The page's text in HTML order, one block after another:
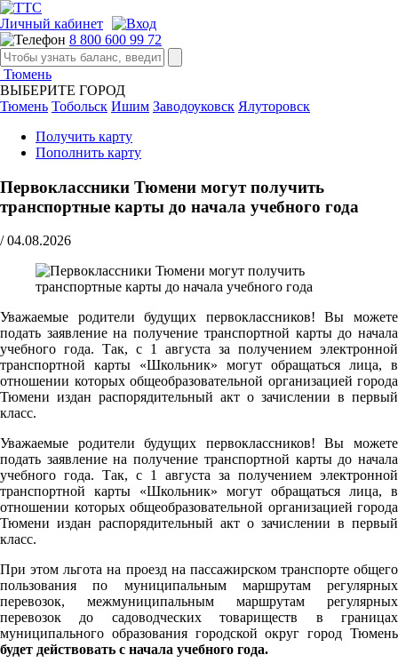
Личный кабинет
8 800 600 99 72
Тюмень
ВЫБЕРИТЕ ГОРОД
Тюмень Тобольск Ишим Заводоуковск Ялуторовск
Получить карту
Пополнить карту
Первоклассники Тюмени могут получить
транспортные карты до начала учебного года
/ 04.08.2026
Уважаемые родители будущих первоклассников! Вы можете
подать заявление на получение транспортной карты до начала
учебного года. Так, с 1 августа за получением электронной
транспортной карты «Школьник» могут обращаться лица, в
отношении которых общеобразовательной организацией города
Тюмени издан распорядительный акт о зачислении в первый
класс.
Уважаемые родители будущих первоклассников! Вы можете
подать заявление на получение транспортной карты до начала
учебного года. Так, с 1 августа за получением электронной
транспортной карты «Школьник» могут обращаться лица, в
отношении которых общеобразовательной организацией города
Тюмени издан распорядительный акт о зачислении в первый
класс.
При этом льгота на проезд на пассажирском транспорте общего
пользования по муниципальным маршрутам регулярных
перевозок, межмуниципальным маршрутам регулярных
перевозок до садоводческих товариществ в границах
муниципального образования городской округ город Тюмень
будет действовать с начала учебного года.